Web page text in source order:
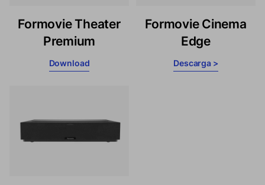
Formovie Theater
Premium
Download
Formovie Cinema
Edge
Descarga >